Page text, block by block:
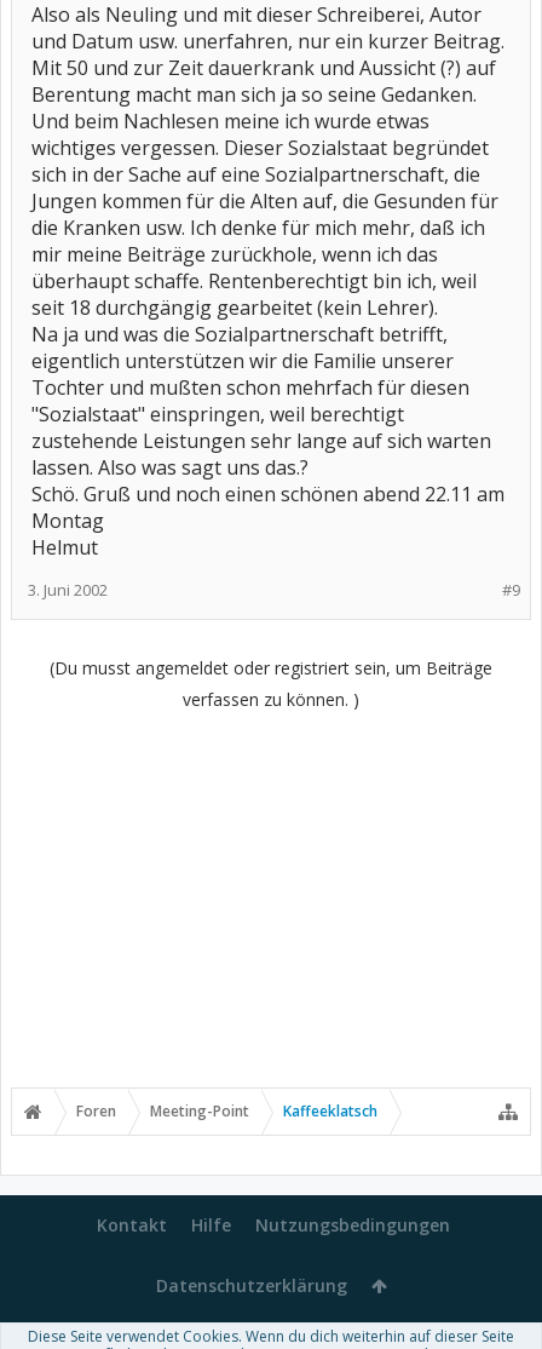
Also als Neuling und mit dieser Schreiberei, Autor
und Datum usw. unerfahren, nur ein kurzer Beitrag.
Mit 50 und zur Zeit dauerkrank und Aussicht (?) auf
Berentung macht man sich ja so seine Gedanken.
Und beim Nachlesen meine ich wurde etwas
wichtiges vergessen. Dieser Sozialstaat begründet
sich in der Sache auf eine Sozialpartnerschaft, die
Jungen kommen für die Alten auf, die Gesunden für
die Kranken usw. Ich denke für mich mehr, daß ich
mir meine Beiträge zurückhole, wenn ich das
überhaupt schaffe. Rentenberechtigt bin ich, weil
seit 18 durchgängig gearbeitet (kein Lehrer).
Na ja und was die Sozialpartnerschaft betrifft,
eigentlich unterstützen wir die Familie unserer
Tochter und mußten schon mehrfach für diesen
"Sozialstaat" einspringen, weil berechtigt
zustehende Leistungen sehr lange auf sich warten
lassen. Also was sagt uns das.?
Schö. Gruß und noch einen schönen abend 22.11 am
Montag
Helmut
#9
3. Juni 2002
(Du musst angemeldet oder registriert sein, um Beiträge
verfassen zu können. )
Foren Meeting-Point Kaffeeklatsch
Kontakt Hilfe Nutzungsbedingungen
Datenschutzerklärung
Diese Seite verwendet Cookies. Wenn du dich weiterhin auf dieser Seite